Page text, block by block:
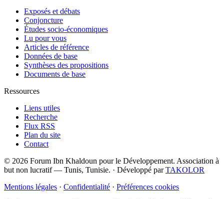
Exposés et débats
Conjoncture
Études socio-économiques
Lu pour vous
Articles de référence
Données de base
Synthèses des propositions
Documents de base
Ressources
Liens utiles
Recherche
Flux RSS
Plan du site
Contact
© 2026 Forum Ibn Khaldoun pour le Développement. Association à
but non lucratif — Tunis, Tunisie. · Développé parTAKOLOR
Mentions légales · Confidentialité · Préférences cookies